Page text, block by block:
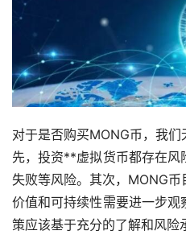
对于是否购买MONG币，我
先，投资**虚拟货币都存在风
失败等风险。其次，MONG
价值和可持续性需要进一步
策应该基于充分的了解和风险